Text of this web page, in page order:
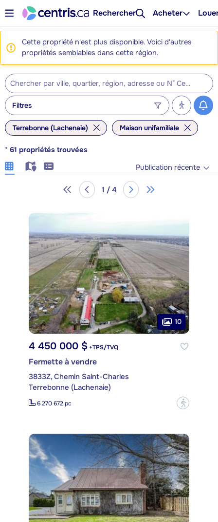
Rechercher Acheter
Cette propriété n'est plus disponible. Voici d'autres
propriétés semblables dans cette région.
Filtres
Terrebonne (Lachenaie) Maison unifamiliale
* 61 propriétés trouvées
Publication récente
1 / 4
10
4 450 000 $ +TPS/TVQ
Fermette à vendre
3833Z, Chemin Saint-Charles
Terrebonne (Lachenaie)
6 270 672 pc ?